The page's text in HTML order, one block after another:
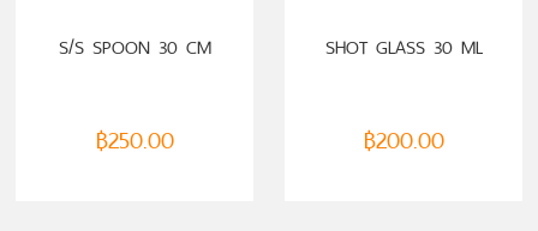
S/S SPOON 30 CM
฿250.00
SHOT GLASS 30 ML
฿200.00